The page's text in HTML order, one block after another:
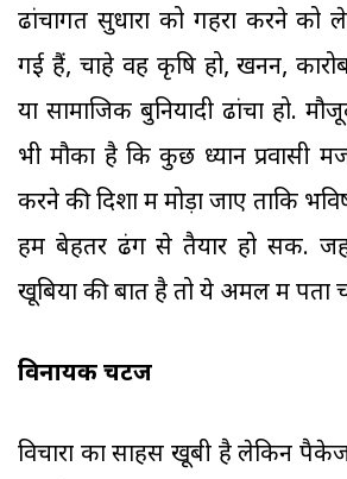
ढांचागत सुधारों को गहरा करने को
गई हैं, चाहे वह कृषि हो, खनन,
या सामाजिक बुनियादी ढांचा हो.
भी मौका है कि कुछ ध्यान प्रवासी
करने की दिशा में मोड़ा जाए ताकि
हम बेहतर ढंग से तैयार हो सकें.
खूबियों की बात है तो ये अमल में पता
विनायक चटर्जी
विचारों का साहस खूबी है लेकिन